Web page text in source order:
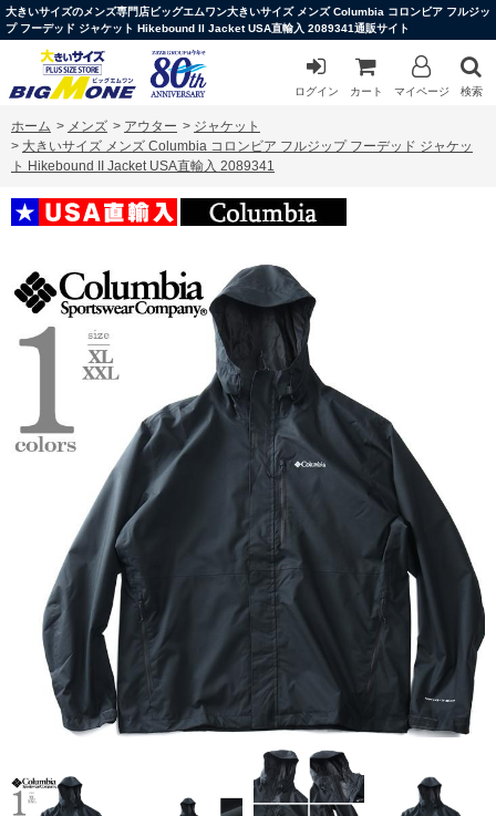
大きいサイズのメンズ専門店ビッグエムワン大きいサイズ メンズ Columbia コロンビア フルジッ
プ フーデッド ジャケット Hikebound II Jacket USA直輸入 2089341通販サイト
ログイン カート マイページ 検索
ホーム > メンズ > アウター > ジャケット
> 大きいサイズ メンズ Columbia コロンビア フルジップ フーデッド ジャケッ
ト Hikebound II Jacket USA直輸入 2089341